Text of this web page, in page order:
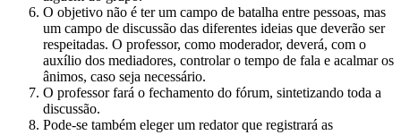
O objetivo não é ter um campo de batalha entre pessoas, mas
um campo de discussão das diferentes ideias que deverão ser
respeitadas. O professor, como moderador, deverá, com o
auxílio dos mediadores, controlar o tempo de fala e acalmar os
ânimos, caso seja necessário.
O professor fará o fechamento do fórum, sintetizando toda a
discussão.
Pode-se também eleger um redator que registrará as